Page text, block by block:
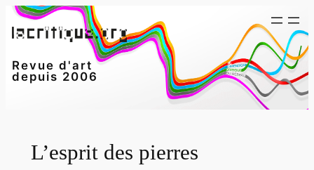
Aller
au
Revue d'art
depuis 2006
L’esprit des pierres